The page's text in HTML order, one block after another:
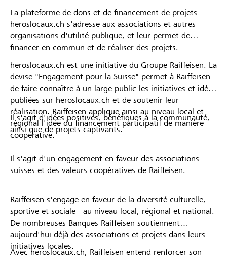
La plateforme de dons et de financement de projets
heroslocaux.ch s'adresse aux associations et autres
organisations d'utilité publique, et leur permet de
financer en commun et de réaliser des projets.
heroslocaux.ch est une initiative du Groupe Raiffeisen. La
devise "Engagement pour la Suisse" permet à Raiffeisen
de faire connaître à un large public les initiatives et idées
publiées sur heroslocaux.ch et de soutenir leur
réalisation. Raiffeisen applique ainsi au niveau local et
régional l'idée du financement participatif de manière
coopérative.
Il s'agit d'idées positives, bénéfiques à la communauté,
ainsi que de projets captivants.
Il s'agit d'un engagement en faveur des associations
suisses et des valeurs coopératives de Raiffeisen.
Raiffeisen s'engage en faveur de la diversité culturelle,
sportive et sociale - au niveau local, régional et national.
De nombreuses Banques Raiffeisen soutiennent
aujourd'hui déjà des associations et projets dans leurs
initiatives locales.
Avec heroslocaux.ch, Raiffeisen entend renforcer son